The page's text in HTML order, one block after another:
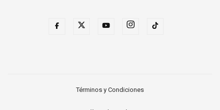
Términos y Condiciones